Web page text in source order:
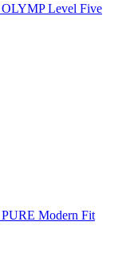
OLYMP Level Five
PURE Modern Fit